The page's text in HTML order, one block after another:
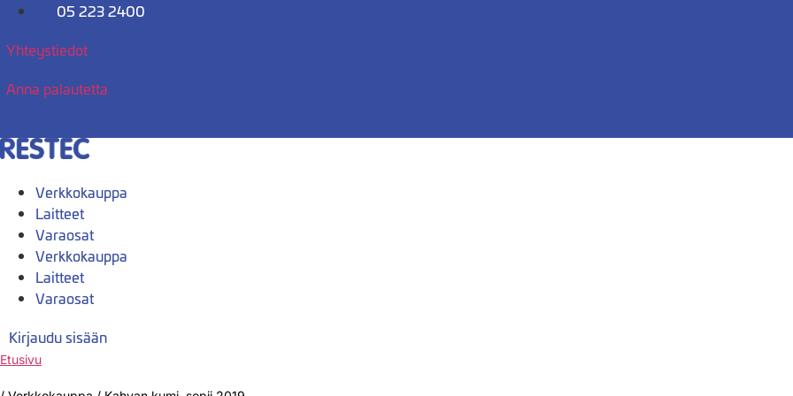
Mene
05 223 2400
Yhteystiedot
Anna palautetta
Verkkokauppa
Laitteet
Varaosat
Verkkokauppa
Laitteet
Varaosat
Kirjaudu sisään
Etusivu